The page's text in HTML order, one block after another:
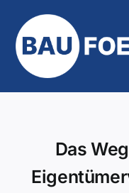
Inhalt
springen
Das